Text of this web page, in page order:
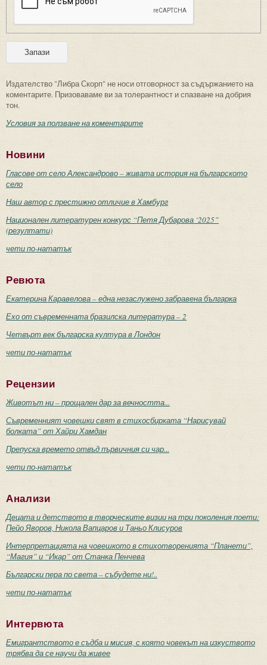
Издателство "Либра Скорп" не носи отговорност за съдържанието на
коментарите. Призоваваме ви за толерантност и спазване на добрия
тон.
Условия за ползване на коментарите
Новини
Гласове от село Александрово – живата история на българското
село
Наш автор с престижно отличие в Хамбург
Национален литературен конкурс “Петя Дубарова ‘2025”
(резултати)
чети по-нататък
Ревюта
Екатерина Каравелова – една незаслужено забравена българка
Ехо от съвременната бразилска литература – 2
Четвърт век българска култура в Лондон
чети по-нататък
Рецензии
Животът ни – прощален дар за вечността...
Съвременният човешки свят в стихосбирката “Нарисувай
болката” от Хайри Хамдан
Препуска времето отвъд първичния си чар...
чети по-нататък
Анализи
Децата и детството в творческите визии на три поколения поети:
Пейо Яворов, Никола Вапцаров и Таньо Клисуров
Интерпретацията на човешкото в стихотворенията “Планети”,
“Магия” и “Икар” от Станка Пенчева
Български пера по света – събудете ни!..
чети по-нататък
Интервюта
Емигрантството е съдба и мисия, с която човекът на изкуството
трябва да се научи да живее